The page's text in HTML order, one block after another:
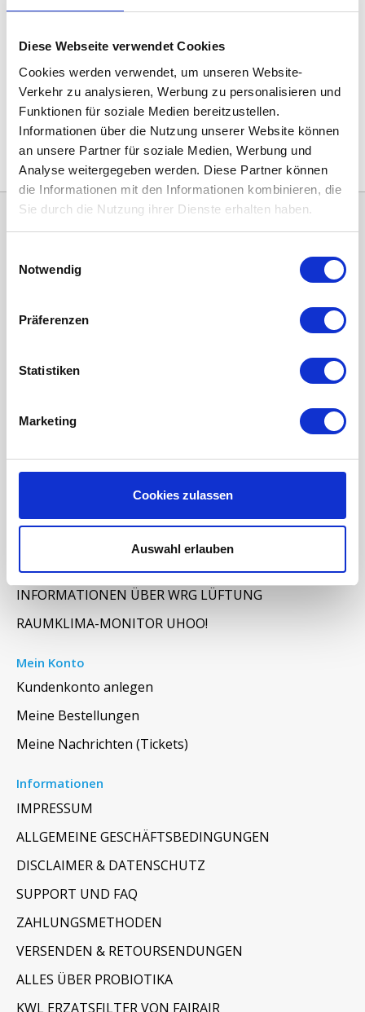
Diese Webseite verwendet Cookies
Cookies werden verwendet, um unseren Website-
Verkehr zu analysieren, Werbung zu personalisieren und
Funktionen für soziale Medien bereitzustellen.
Informationen über die Nutzung unserer Website können
an unsere Partner für soziale Medien, Werbung und
Analyse weitergegeben werden. Diese Partner können
die Informationen mit den Informationen kombinieren, die
Sie durch die Nutzung ihrer Dienste erhalten haben.
Notwendig
Präferenzen
Statistiken
Marketing
Cookies zulassen
Auswahl erlauben
ZEHNDER COMFOAIR PRO 300
€34,50
ZEHNDER COMFOAIR FLEX
250/350
€38,45
Kategorien
LUFTHEIZUNG FILTER
TASCHENFILTER
Wartung der Lüftungsanlage
INFORMATIONEN ÜBER WRG LÜFTUNG
RAUMKLIMA-MONITOR UHOO!
Mein Konto
Kundenkonto anlegen
Meine Bestellungen
Meine Nachrichten (Tickets)
Informationen
IMPRESSUM
ALLGEMEINE GESCHÄFTSBEDINGUNGEN
DISCLAIMER & DATENSCHUTZ
SUPPORT UND FAQ
ZAHLUNGSMETHODEN
VERSENDEN & RETOURSENDUNGEN
ALLES ÜBER PROBIOTIKA
KWL ERZATSFILTER VON FAIRAIR